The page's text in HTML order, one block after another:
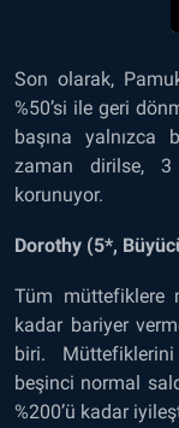
Son olarak,
%50’si ile geri
başına yalnızca
zaman dirilse,
korunuyor.
Dorothy (5*,
Tüm müttefiklere
kadar bariyer
biri.
beşinci normal
%200’ü kadar